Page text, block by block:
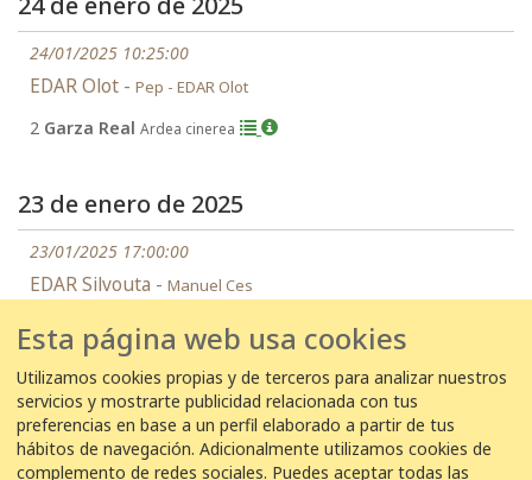
24/01/2025 10:25:00
EDAR Olot - Pep - EDAR Olot
2 Garza Real Ardea cinerea
23 de enero de 2025
23/01/2025 17:00:00
EDAR Silvouta - Manuel Ces
1 Garza Real Ardea cinerea
23/01/2025 16:05:00
EDAR El Tablero -Antonio suárez
Esta página web usa cookies
Utilizamos cookies propias y de terceros para analizar nuestros
servicios y mostrarte publicidad relacionada con tus
preferencias en base a un perfil elaborado a partir de tus
hábitos de navegación. Adicionalmente utilizamos cookies de
complemento de redes sociales. Puedes aceptar todas las